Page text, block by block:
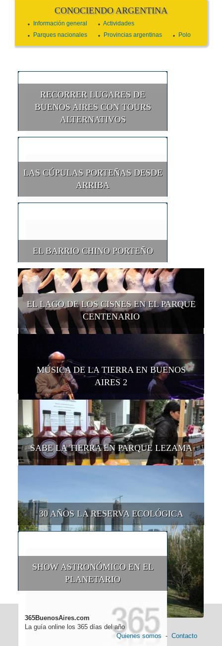
CONOCIENDO ARGENTINA
Información general
Actividades
Parques nacionales
Provincias argentinas Polo
RECORRER LUGARES DE
BUENOS AIRES CON TOURS
ALTERNATIVOS
LAS CÚPULAS PORTEÑAS DESDE
ARRIBA
EL BARRIO CHINO PORTEÑO
EL LAGO DE LOS CISNES EN EL PARQUE
CENTENARIO
MÚSICA DE LA TIERRA EN BUENOS
AIRES 2
SABE LA TIERRA EN PARQUE LEZAMA
30 AÑOS LA RESERVA ECOLÓGICA
SHOW ASTRONÓMICO EN EL
PLANETARIO
365BuenosAires.com
La guía online los 365 días del año
Quienes somos - Contacto